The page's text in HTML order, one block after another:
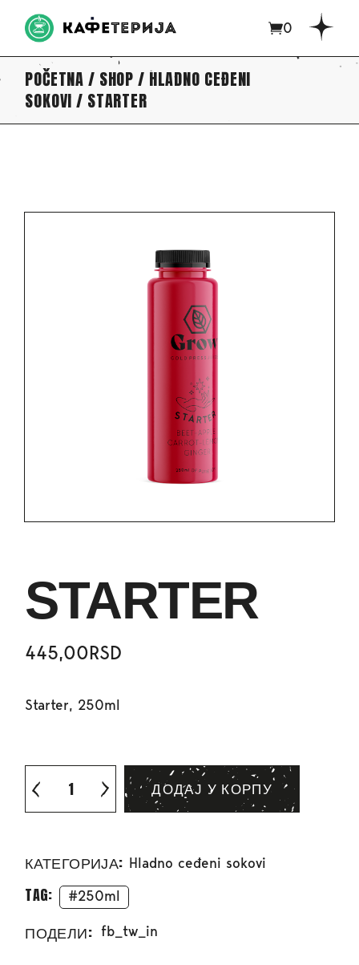
0
POČETNA SHOP
HLADNO CEĐENI
SOKOVI
STARTER
STARTER
445,00RSD
Starter, 250ml
ДОДАЈ У КОРПУ
КАТЕГОРИЈА: Hladno ceđeni sokovi
TAG: 250ml
ПОДЕЛИ: fb tw in